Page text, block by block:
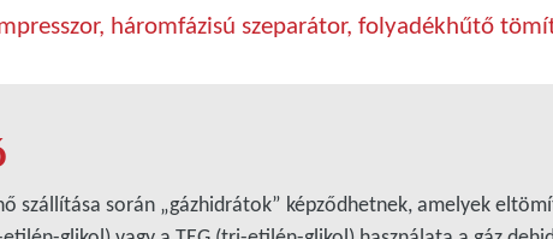
háromfázisú szeparátor, folyadékhűtő
szállítása során „gázhidrátok” képződhetnek, amelyek